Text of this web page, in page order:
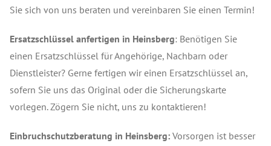
Sie sich von uns beraten und vereinbaren Sie einen Termin!
Ersatzschlüssel anfertigen in Heinsberg: Benötigen Sie
einen Ersatzschlüssel für Angehörige, Nachbarn oder
Dienstleister? Gerne fertigen wir einen Ersatzschlüssel an,
sofern Sie uns das Original oder die Sicherungskarte
vorlegen. Zögern Sie nicht, uns zu kontaktieren!
Einbruchschutzberatung in Heinsberg: Vorsorgen ist besser